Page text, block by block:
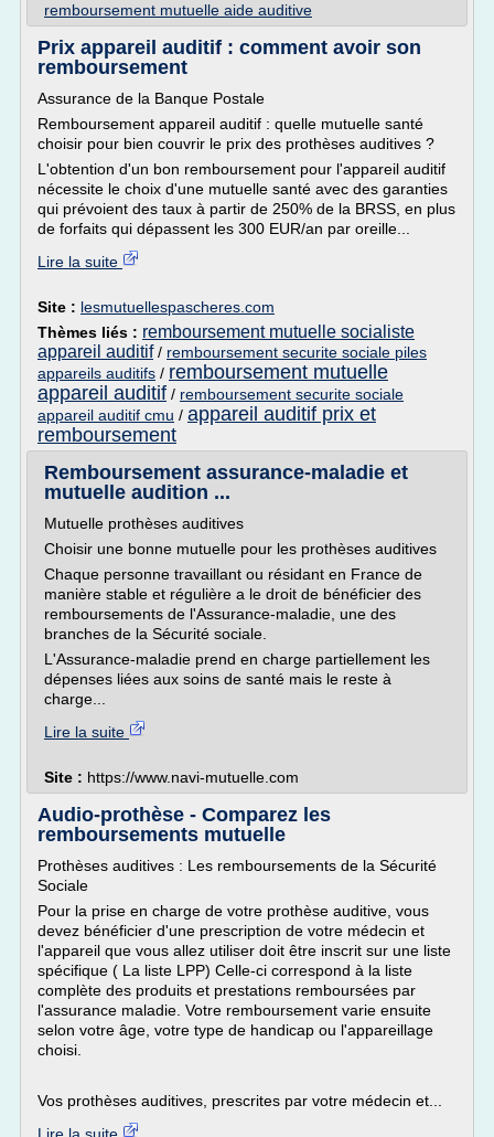
remboursement mutuelle aide auditive
Prix appareil auditif : comment avoir son
remboursement
Assurance de la Banque Postale
Remboursement appareil auditif : quelle mutuelle santé
choisir pour bien couvrir le prix des prothèses auditives ?
L'obtention d'un bon remboursement pour l'appareil auditif
nécessite le choix d'une mutuelle santé avec des garanties
qui prévoient des taux à partir de 250% de la BRSS, en plus
de forfaits qui dépassent les 300 EUR/an par oreille...
Lire la suite
Site : lesmutuellespascheres.com
Thèmes liés : remboursement mutuelle socialiste
appareil auditif/ remboursement securite sociale piles
appareils auditifs / remboursement mutuelle
appareil auditif / remboursement securite sociale
appareil auditif cmu / appareil auditif prix et
remboursement
Remboursement assurance-maladie et
mutuelle audition ...
Mutuelle prothèses auditives
Choisir une bonne mutuelle pour les prothèses auditives
Chaque personne travaillant ou résidant en France de
manière stable et régulière a le droit de bénéficier des
remboursements de l'Assurance-maladie, une des
branches de la Sécurité sociale.
L'Assurance-maladie prend en charge partiellement les
dépenses liées aux soins de santé mais le reste à
charge...
Lire la suite
Site : https://www.navi-mutuelle.com
Audio-prothèse - Comparez les
remboursements mutuelle
Prothèses auditives : Les remboursements de la Sécurité
Sociale
Pour la prise en charge de votre prothèse auditive, vous
devez bénéficier d'une prescription de votre médecin et
l'appareil que vous allez utiliser doit être inscrit sur une liste
spécifique ( La liste LPP) Celle-ci correspond à la liste
complète des produits et prestations remboursées par
l'assurance maladie. Votre remboursement varie ensuite
selon votre âge, votre type de handicap ou l'appareillage
choisi.
Vos prothèses auditives, prescrites par votre médecin et...